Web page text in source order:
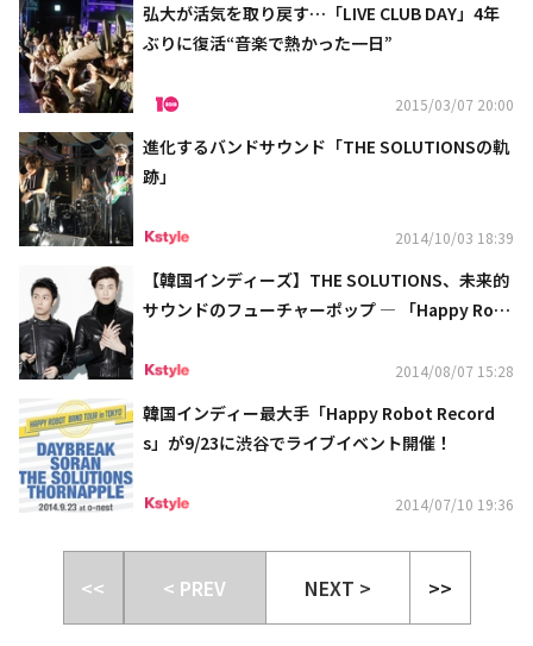
弘大が活気を取り戻す…「LIVE CLUB DAY」4年
ぶりに復活“音楽で熱かった一日”
2015/03/07 20:00
進化するバンドサウンド「THE SOLUTIONSの軌
跡」
2014/10/03 18:39
【韓国インディーズ】THE SOLUTIONS、未来的
サウンドのフューチャーポップ ― 「Happy Rob
2014/08/07 15:28
韓国インディー最大手「Happy Robot Record
s」が9/23に渋谷でライブイベント開催！
2014/07/10 19:36
<< < PREV NEXT > >>